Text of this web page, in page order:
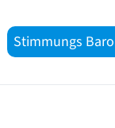
Stimmungs